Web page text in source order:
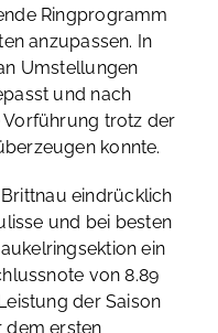
Ringprogramm
anzupassen. In
Umstellungen
und nach
trotz der
konnte.
eindrücklich
und bei besten
ein
von 8.89
der Saison
dem ersten